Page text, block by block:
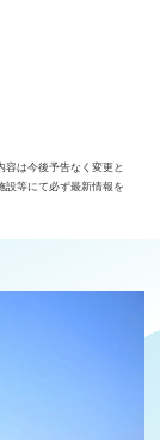
は今後予告なく変更と
設等にて必ず最新情報を